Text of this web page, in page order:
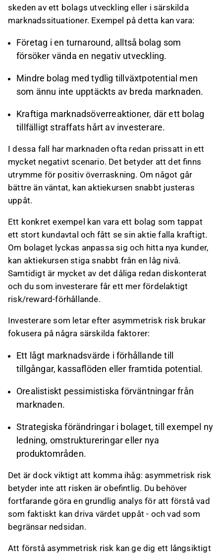
skeden av ett bolags utveckling eller i särskilda
marknadssituationer. Exempel på detta kan vara:
Företag i en turnaround, alltså bolag som
försöker vända en negativ utveckling.
Mindre bolag med tydlig tillväxtpotential men
som ännu inte upptäckts av breda marknaden.
Kraftiga marknadsöverreaktioner, där ett bolag
tillfälligt straffats hårt av investerare.
I dessa fall har marknaden ofta redan prissatt in ett
mycket negativt scenario. Det betyder att det finns
utrymme för positiv överraskning. Om något går
bättre än väntat, kan aktiekursen snabbt justeras
uppåt.
Ett konkret exempel kan vara ett bolag som tappat
ett stort kundavtal och fått se sin aktie falla kraftigt.
Om bolaget lyckas anpassa sig och hitta nya kunder,
kan aktiekursen stiga snabbt från en låg nivå.
Samtidigt är mycket av det dåliga redan diskonterat
och du som investerare får ett mer fördelaktigt
risk/reward-förhållande.
Investerare som letar efter asymmetrisk risk brukar
fokusera på några särskilda faktorer:
Ett lågt marknadsvärde i förhållande till
tillgångar, kassaflöden eller framtida potential.
Orealistiskt pessimistiska förväntningar från
marknaden.
Strategiska förändringar i bolaget, till exempel ny
ledning, omstruktureringar eller nya
produktområden.
Det är dock viktigt att komma ihåg: asymmetrisk risk
betyder inte att risken är obefintlig. Du behöver
fortfarande göra en grundlig analys för att förstå vad
som faktiskt kan driva värdet uppåt - och vad som
begränsar nedsidan.
Att förstå asymmetrisk risk kan ge dig ett långsiktigt